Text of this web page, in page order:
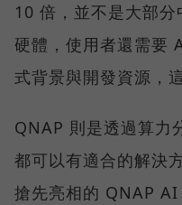
10 倍，並不是大部
硬體，使用者還需要
式背景與開發資源，
QNAP 則是透過算力
都可以有適合的解決
搶先亮相的 QNAP